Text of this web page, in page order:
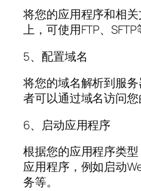
将您的应用程序和相
上，可使用FTP、SFTP
5、配置域名
将您的域名解析到服
者可以通过域名访问您
6、启动应用程序
根据您的应用程序类
应用程序，例如启动
务等。